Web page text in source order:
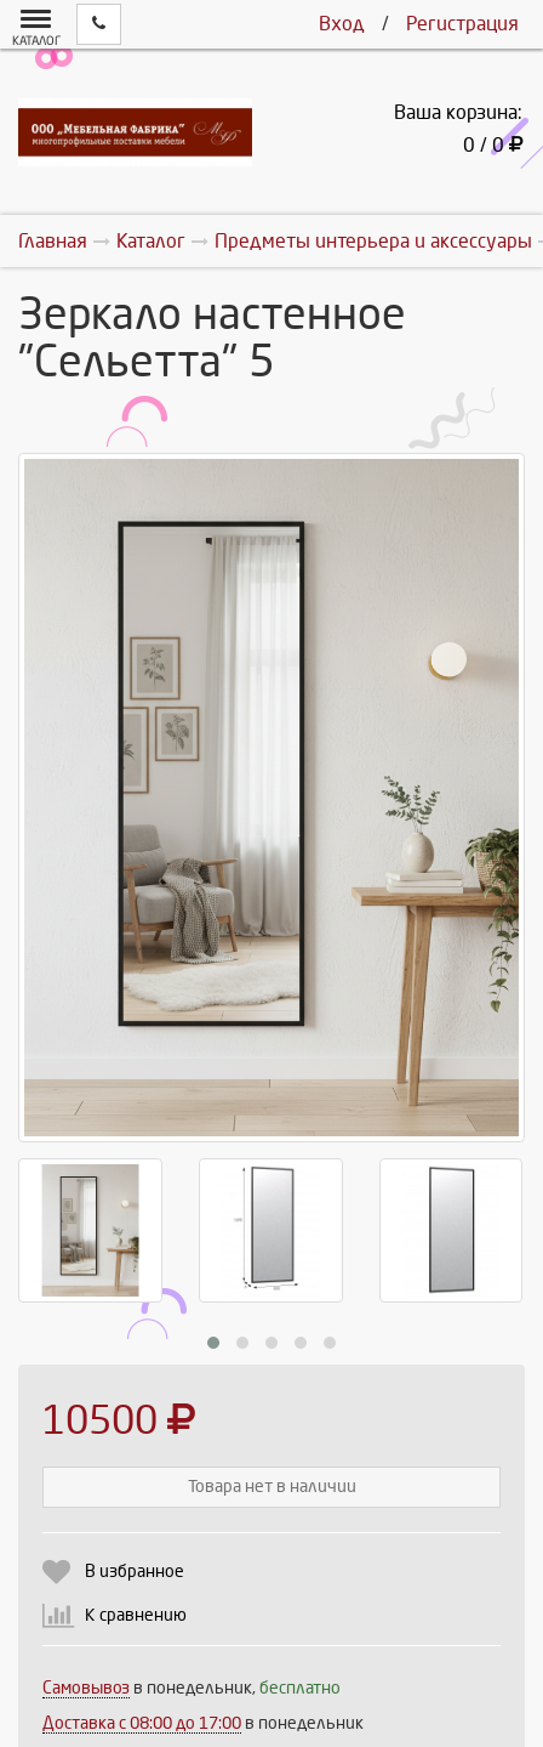
Вход / Регистрация
КАТАЛОГ
Ваша корзина:
0 / 0
Главная Каталог Предметы интерьера и аксессуары
Зеркало настенное
"Сельетта" 5
10500
Товара нет в наличии
В избранное
К сравнению
Самовывоз в понедельник, бесплатно
Доставка c 08:00 до 17:00 в понедельник